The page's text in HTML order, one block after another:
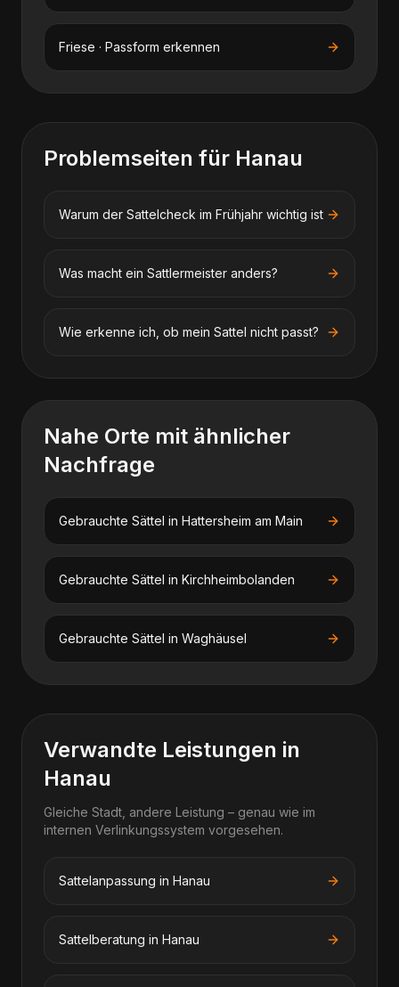
Friese · Passform erkennen
Problemseiten für Hanau
Warum der Sattelcheck im Frühjahr wichtig ist
Was macht ein Sattlermeister anders?
Wie erkenne ich, ob mein Sattel nicht passt?
Nahe Orte mit ähnlicher
Nachfrage
Gebrauchte Sättel in Hattersheim am Main
Gebrauchte Sättel in Kirchheimbolanden
Gebrauchte Sättel in Waghäusel
Verwandte Leistungen in
Hanau
Gleiche Stadt, andere Leistung – genau wie im
internen Verlinkungssystem vorgesehen.
Sattelanpassung in Hanau
Sattelberatung in Hanau